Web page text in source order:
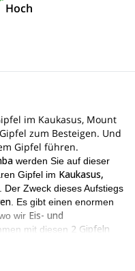
Hoch
im Kaukasus, Mount
zum Besteigen. Und
Gipfel führen.
werden Sie auf dieser
Gipfel im Kaukasus,
Der Zweck dieses Aufstiegs
. Es gibt einen enormen
wo wir Eis- und
mit diesen 2 Gipfeln